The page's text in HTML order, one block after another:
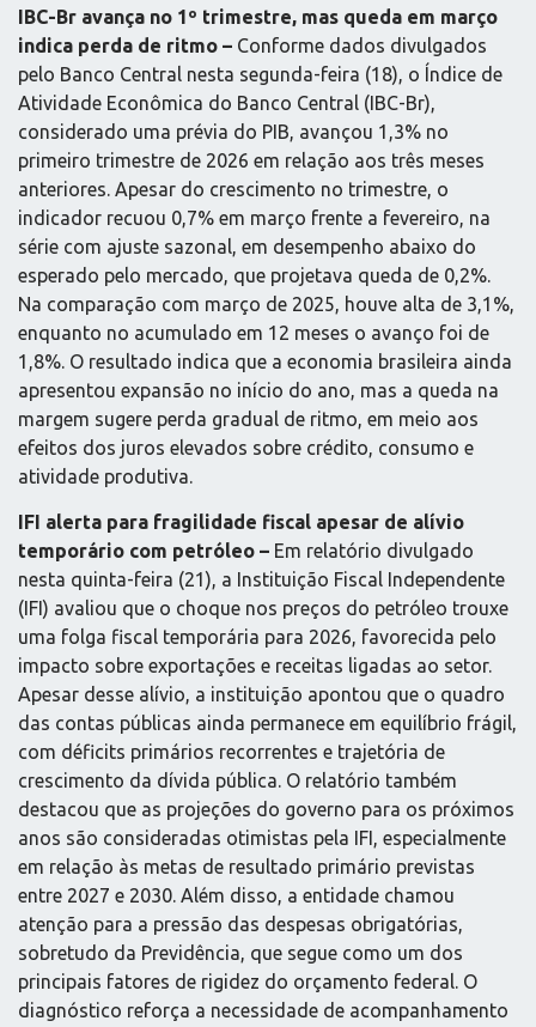
IBC-Br avança no 1º trimestre, mas queda em março
indica perda de ritmo – Conforme dados divulgados
pelo Banco Central nesta segunda-feira (18), o Índice de
Atividade Econômica do Banco Central (IBC-Br),
considerado uma prévia do PIB, avançou 1,3% no
primeiro trimestre de 2026 em relação aos três meses
anteriores. Apesar do crescimento no trimestre, o
indicador recuou 0,7% em março frente a fevereiro, na
série com ajuste sazonal, em desempenho abaixo do
esperado pelo mercado, que projetava queda de 0,2%.
Na comparação com março de 2025, houve alta de 3,1%,
enquanto no acumulado em 12 meses o avanço foi de
1,8%. O resultado indica que a economia brasileira ainda
apresentou expansão no início do ano, mas a queda na
margem sugere perda gradual de ritmo, em meio aos
efeitos dos juros elevados sobre crédito, consumo e
atividade produtiva.
IFI alerta para fragilidade fiscal apesar de alívio
temporário com petróleo – Em relatório divulgado
nesta quinta-feira (21), a Instituição Fiscal Independente
(IFI) avaliou que o choque nos preços do petróleo trouxe
uma folga fiscal temporária para 2026, favorecida pelo
impacto sobre exportações e receitas ligadas ao setor.
Apesar desse alívio, a instituição apontou que o quadro
das contas públicas ainda permanece em equilíbrio frágil,
com déficits primários recorrentes e trajetória de
crescimento da dívida pública. O relatório também
destacou que as projeções do governo para os próximos
anos são consideradas otimistas pela IFI, especialmente
em relação às metas de resultado primário previstas
entre 2027 e 2030. Além disso, a entidade chamou
atenção para a pressão das despesas obrigatórias,
sobretudo da Previdência, que segue como um dos
principais fatores de rigidez do orçamento federal. O
diagnóstico reforça a necessidade de acompanhamento